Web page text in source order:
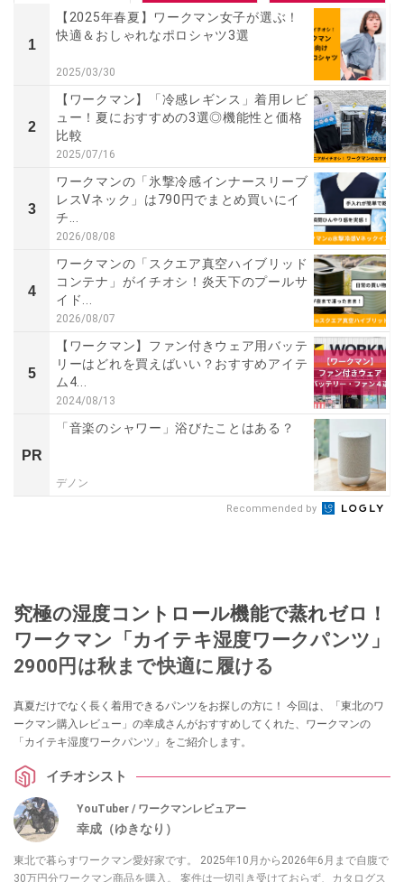
1
【2025年春夏】ワークマン女子が選ぶ！
快適＆おしゃれなポロシャツ3選
2025/03/30
2
【ワークマン】「冷感レギンス」着用レビ
ュー！夏におすすめの3選◎機能性と価格
比較
2025/07/16
3
ワークマンの「氷撃冷感インナースリーブ
レスVネック」は790円でまとめ買いにイ
チ...
2026/08/08
4
ワークマンの「スクエア真空ハイブリッド
コンテナ」がイチオシ！炎天下のプールサ
イド...
2026/08/07
5
【ワークマン】ファン付きウェア用バッテ
リーはどれを買えばいい？おすすめアイテ
ム4...
2024/08/13
PR
「音楽のシャワー」浴びたことはある？
デノン
Recommended by
究極の湿度コントロール機能で蒸れゼロ！
ワークマン「カイテキ湿度ワークパンツ」
2900円は秋まで快適に履ける
真夏だけでなく長く着用できるパンツをお探しの方に！ 今回は、「東北のワ
ークマン購入レビュー」の幸成さんがおすすめしてくれた、ワークマンの
「カイテキ湿度ワークパンツ」をご紹介します。
イチオシスト
YouTuber / ワークマンレビュアー
幸成（ゆきなり）
東北で暮らすワークマン愛好家です。 2025年10月から2026年6月まで自腹で
30万円分ワークマン商品を購入。 案件は一切引き受けておらず、カタログス